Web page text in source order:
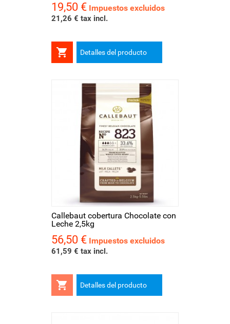
Precio
19,50 € Impuestos excluidos
21,26 € tax incl.
 Detalles del producto
Callebaut cobertura Chocolate con
Leche 2,5kg
Precio
56,50 € Impuestos excluidos
61,59 € tax incl.
 Detalles del producto